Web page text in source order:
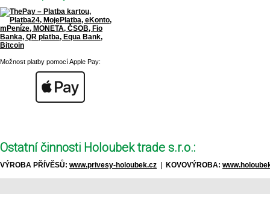
Možnost platby pomocí Apple Pay:
Ostatní činnosti Holoubek trade s.r.o.:
VÝROBA PŘÍVĚSŮ: www.privesy-holoubek.cz KOVOVÝROBA: